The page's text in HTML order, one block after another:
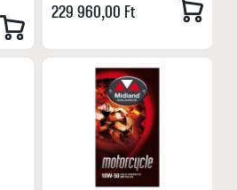
229 960,00 Ft